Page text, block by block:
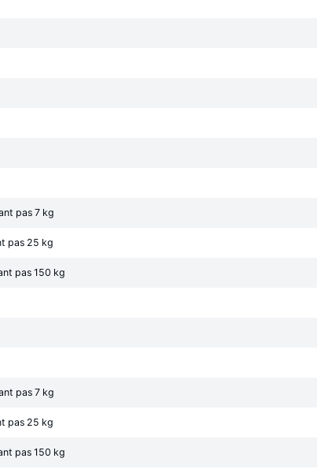
pas 7 kg
pas 25 kg
pas 150 kg
pas 7 kg
pas 25 kg
pas 150 kg